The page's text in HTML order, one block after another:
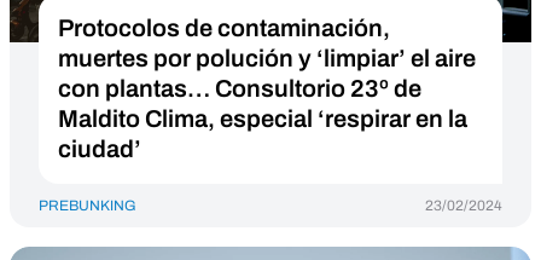
Protocolos de contaminación,
muertes por polución y ‘limpiar’ el aire
con plantas… Consultorio 23º de
Maldito Clima, especial ‘respirar en la
ciudad’
PREBUNKING 23/02/2024